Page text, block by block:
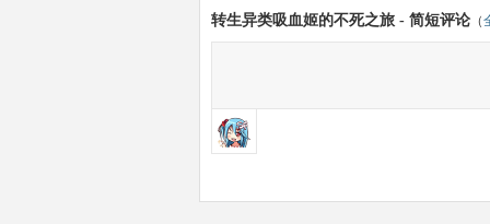
转生异类吸血姬的不死之旅 - 简短评论 （